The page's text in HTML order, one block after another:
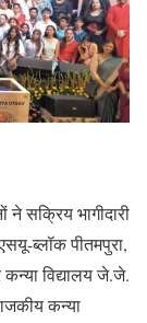
ने सक्रिय भागीदारी
ब्लॉक पीतमपुरा,
विद्यालय जे.जे.
कन्या